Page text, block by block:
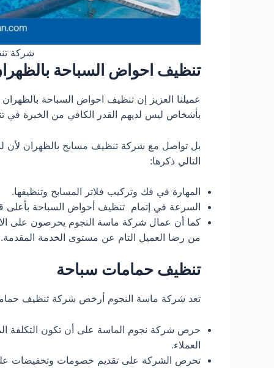
شركة
تنظيف احواض السباحة
عميلنا العزيز إن تنظيف احواض السباحة
بأشخاص ليس لديهم القدر الكافي من الخبرة في
بل تواصل مع شركة تنظيف مسابح بالظهران لأن
التالي ذكرها:
المهارة في فك وتركيب فلاتر المسابح وتنظيفها.
السرعة في إتمام تنظيف أحواض السباحة بأعلى
كما أن عمال شركة ماسة النجوم يحرصون على
من رضا العميل التام عن مستوى الخدمة المقدمة.
تنظيف حمامات سباحة
تعد شركة ماسة النجوم أرخص شركة تنظيف
حرص شركة نجوم الماسة على أن تكون التكلفة
العملاء.
تحرص الشركة على تقديم خصومات وتخفيضات